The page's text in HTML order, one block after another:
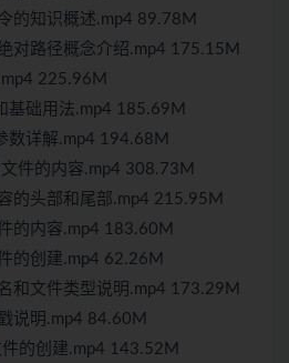
的知识概述.mp4 89.78M
对路径概念介绍.mp4 175.15M
225.96M
基础用法.mp4 185.69M
数详解.mp4 194.68M
件的内容.mp4 308.73M
的头部和尾部.mp4 215.95M
的内容.mp4 183.60M
的创建.mp4 62.26M
和文件类型说明.mp4 173.29M
说明.mp4 84.60M
的创建.mp4 143.52M